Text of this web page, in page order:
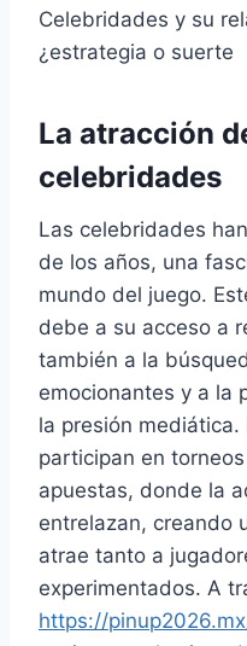
Celebridades y su
¿estrategia o suerte
La atracción
celebridades
Las celebridades
de los años, una
mundo del juego.
debe a su acceso a
también a la
emocionantes y a la
la presión
participan en
apuestas, donde la
entrelazan, creando
atrae tanto a
experimentados. A
https://